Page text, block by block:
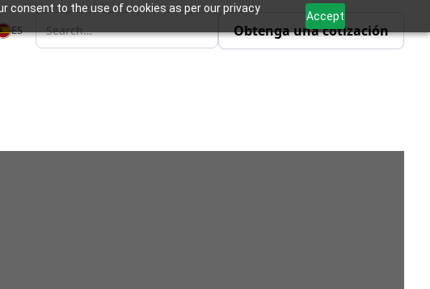
consent to the use of cookies as per our privacy
Accept
ES Obtenga una cotización